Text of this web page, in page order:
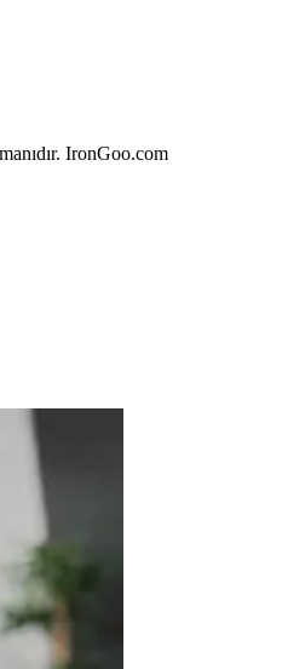
IronGoo.com